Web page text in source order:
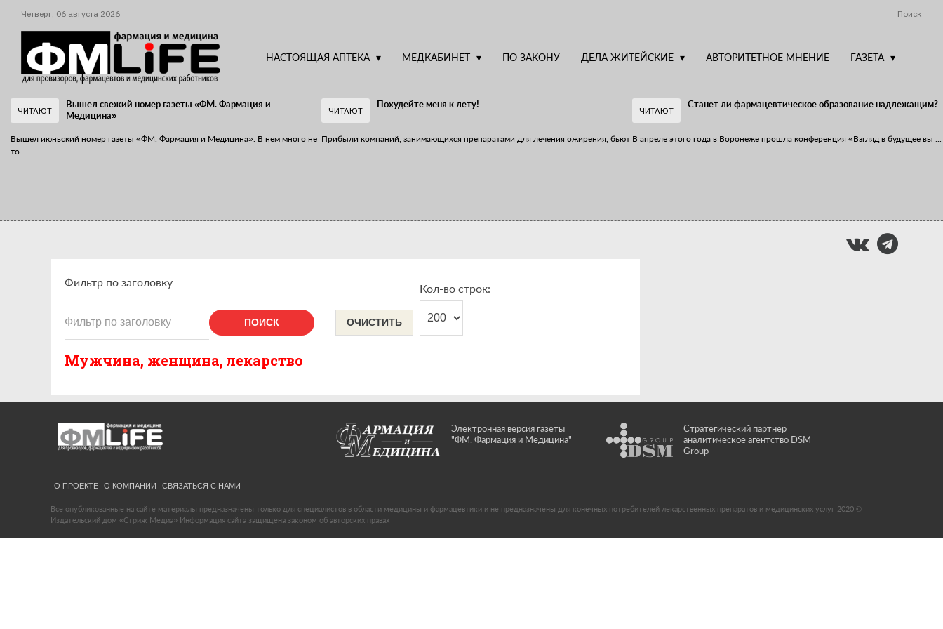
Четверг, 06 августа 2026 Поиск
НАСТОЯЩАЯ АПТЕКА МЕДКАБИНЕТ ПО ЗАКОНУ ДЕЛА ЖИТЕЙСКИЕ АВТОРИТЕТНОЕ МНЕНИЕ ГАЗЕТА
ЧИТАЮТ
Вышел свежий номер газеты «ФМ. Фармация и
Медицина»
Вышел июньский номер газеты «ФМ. Фармация и Медицина». В нем много не
то
ЧИТАЮТ
Похудейте меня к лету!
Прибыли компаний, занимающихся препаратами для лечения ожирения, бьют
ЧИТАЮТ
Станет ли фармацевтическое образование надлежащим?
В апреле этого года в Воронеже прошла конференция «Взгляд в будущее вы
Фильтр по заголовку
ПОИСК ОЧИСТИТЬ
Кол-во строк:
Мужчина, женщина, лекарство
Электронная версия газеты
"ФМ. Фармация и Медицина"
Стратегический партнер
аналитическое агентство DSM
Group
О ПРОЕКТЕ О КОМПАНИИ СВЯЗАТЬСЯ С НАМИ
Все опубликованные на сайте материалы предназначены только для специалистов в области медицины и фармацевтики и не предназначены для конечных потребителей лекарственных препаратов и медицинских услуг 2020 ©
Издательский дом «Стриж Медиа» Информация сайта защищена законом об авторских правах